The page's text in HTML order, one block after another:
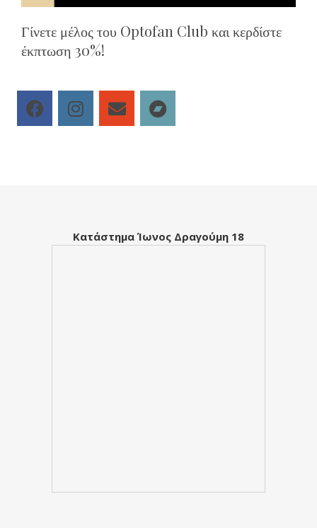
Γίνετε μέλος του Optofan Club και κερδίστε
έκπτωση 30%!
Κατάστημα Ίωνος Δραγούμη 18